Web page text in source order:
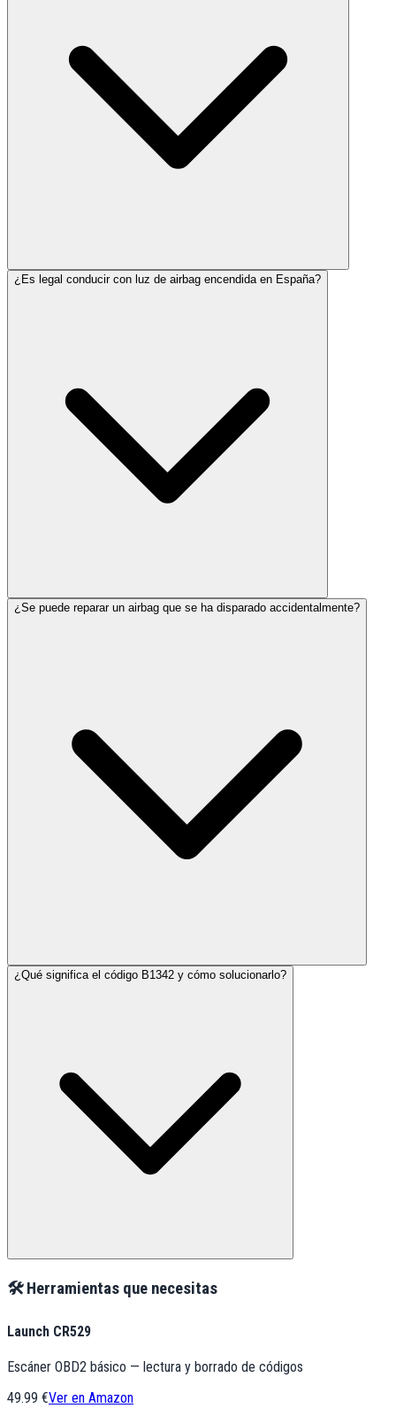
¿Es legal conducir con luz de airbag encendida en España?
¿Se puede reparar un airbag que se ha disparado accidentalmente?
¿Qué significa el código B1342 y cómo solucionarlo?
🛠️ Herramientas que necesitas
Launch CR529
Escáner OBD2 básico — lectura y borrado de códigos
49.99 €Ver en Amazon